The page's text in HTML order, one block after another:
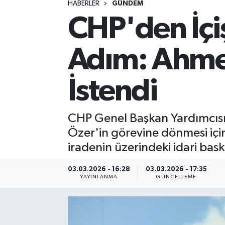
HABERLER GÜNDEM
CHP'den
Adım:
İstendi
CHP Genel Başkan
Özer'in görevine dönmesi
iradenin üzerindeki idari
03.03.2026 - 16:28
YAYINLANMA
03.03.2026 - 17:35
GÜNCELLEME